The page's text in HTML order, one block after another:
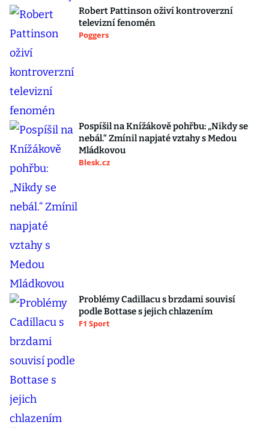
Robert Pattinson oživí kontroverzní
televizní fenomén
Poggers
Pospíšil na Knížákově pohřbu: „Nikdy se
nebál.“ Zmínil napjaté vztahy s Medou
Mládkovou
Blesk.cz
Problémy Cadillacu s brzdami souvisí
podle Bottase s jejich chlazením
F1 Sport